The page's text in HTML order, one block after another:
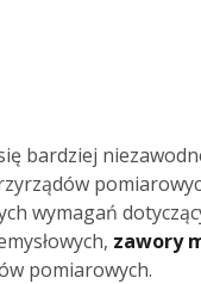
bardziej
wymagań
zawory
pomiarowych.